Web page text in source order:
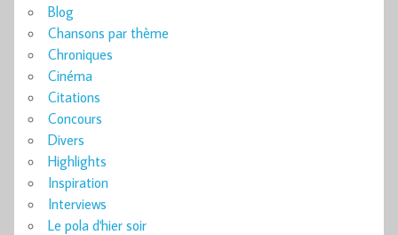
Blog
Chansons par thème
Chroniques
Cinéma
Citations
Concours
Divers
Highlights
Inspiration
Interviews
Le pola d'hier soir